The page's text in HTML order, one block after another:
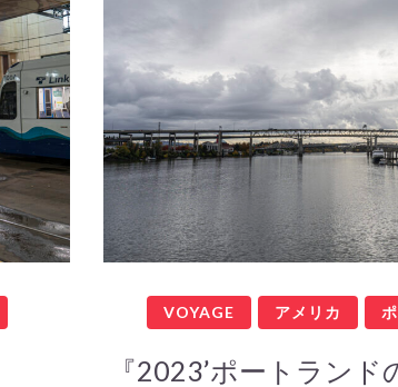
VOYAGE アメリカ
『2023’ポートランド